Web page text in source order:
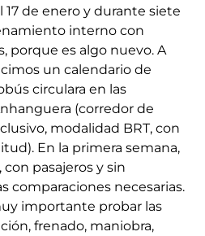
17 de enero y durante siete
interno con
porque es algo nuevo. A
un calendario de
circulara en las
(corredor de
modalidad BRT, con
En la primera semana,
pasajeros y sin
comparaciones necesarias.
importante probar las
frenado, maniobra,